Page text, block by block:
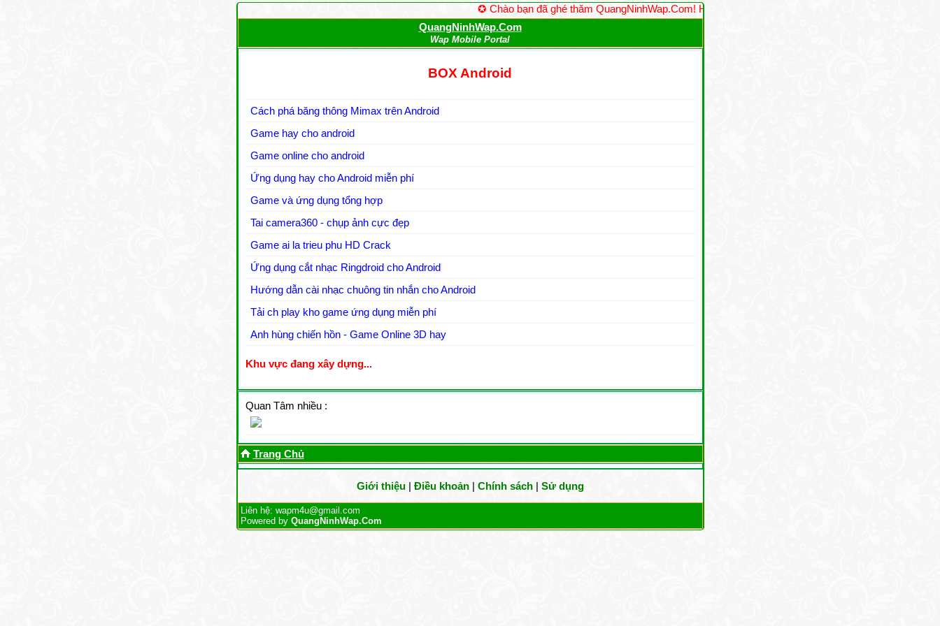
✪ Chào bạn đã ghé thăm QuangNinhWap.Com! Hãy lưu lại trang và giới thiệu website hay này cho bạn
QuangNinhWap.Com
Wap Mobile Portal
BOX Android
Cách phá băng thông Mimax trên Android
Game hay cho android
Game online cho android
Ứng dụng hay cho Android miễn phí
Game và ứng dụng tổng hợp
Tai camera360 - chụp ảnh cực đẹp
Game ai la trieu phu HD Crack
Ứng dụng cắt nhạc Ringdroid cho Android
Hướng dẫn cài nhạc chuông tin nhắn cho Android
Tải ch play kho game ứng dụng miễn phí
Anh hùng chiến hồn - Game Online 3D hay
Khu vực đang xây dựng...
Quan Tâm nhiều :
Trang Chủ
Giới thiệu| Điều khoản| Chính sách| Sử dụng
Liên hệ: wapm4u@gmail.com
Powered by QuangNinhWap.Com